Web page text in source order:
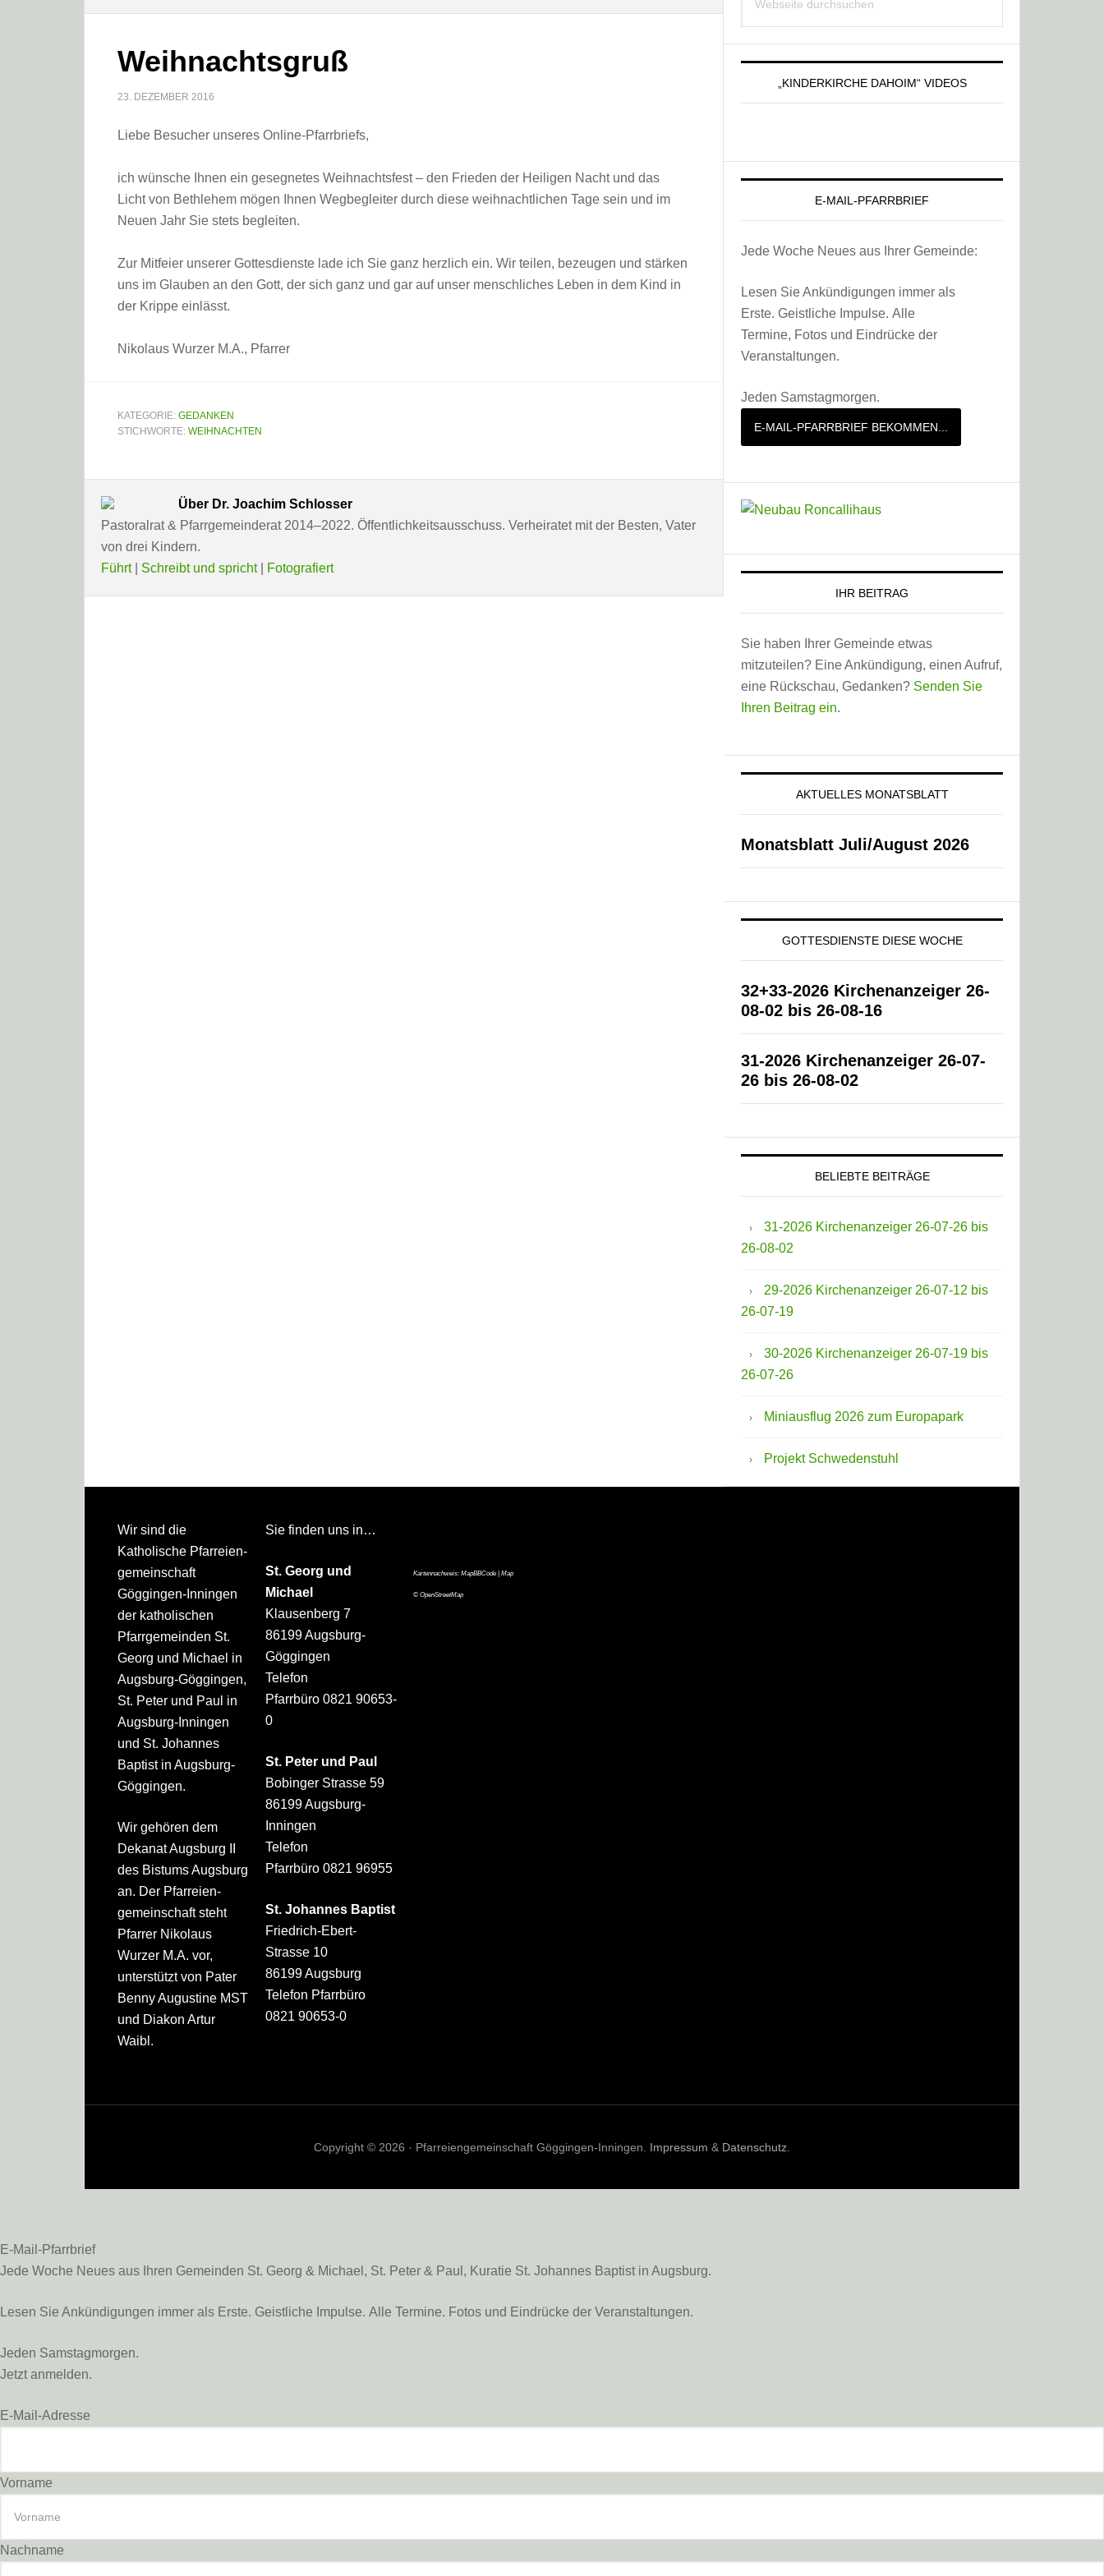
Weihnachtsgruß
23. DEZEMBER 2016
Liebe Besucher unseres Online-Pfarrbriefs,
ich wünsche Ihnen ein gesegnetes Weihnachtsfest – den Frieden der Heiligen Nacht und das
Licht von Bethlehem mögen Ihnen Wegbegleiter durch diese weihnachtlichen Tage sein und im
Neuen Jahr Sie stets begleiten.
Zur Mitfeier unserer Gottesdienste lade ich Sie ganz herzlich ein. Wir teilen, bezeugen und stärken
uns im Glauben an den Gott, der sich ganz und gar auf unser menschliches Leben in dem Kind in
der Krippe einlässt.
Nikolaus Wurzer M.A., Pfarrer
KATEGORIE: GEDANKEN
STICHWORTE: WEIHNACHTEN
Über Dr. Joachim Schlosser
Pastoralrat & Pfarrgemeinderat 2014–2022. Öffentlichkeitsausschuss. Verheiratet mit der Besten, Vater
von drei Kindern.
Führt| Schreibt und spricht| Fotografiert
Sidebar
durchsuchen
„KINDERKIRCHE DAHOIM“ VIDEOS
E-MAIL-PFARRBRIEF
Jede Woche Neues aus Ihrer Gemeinde:
Lesen Sie Ankündigungen immer als
Erste. Geistliche Impulse. Alle
Termine, Fotos und Eindrücke der
Veranstaltungen.
Jeden Samstagmorgen.
E-MAIL-PFARRBRIEF BEKOMMEN...
IHR BEITRAG
Sie haben Ihrer Gemeinde etwas
mitzuteilen? Eine Ankündigung, einen Aufruf,
eine Rückschau, Gedanken? Senden Sie
Ihren Beitrag ein.
AKTUELLES MONATSBLATT
Monatsblatt Juli/August 2026
GOTTESDIENSTE DIESE WOCHE
32+33-2026 Kirchenanzeiger 26-
08-02 bis 26-08-16
31-2026 Kirchenanzeiger 26-07-
26 bis 26-08-02
BELIEBTE BEITRÄGE
31-2026 Kirchenanzeiger 26-07-26 bis
26-08-02
29-2026 Kirchenanzeiger 26-07-12 bis
26-07-19
30-2026 Kirchenanzeiger 26-07-19 bis
26-07-26
Miniausflug 2026 zum Europapark
Projekt Schwedenstuhl
Footer
Wir sind die
Katholische Pfarreien­
gemeinschaft
Göggingen-Inningen
der katholischen
Pfarrgemeinden St.
Georg und Michael in
Augsburg-Göggingen,
St. Peter und Paul in
Augsburg-Inningen
und St. Johannes
Baptist in Augsburg-
Göggingen.
Wir gehören dem
Dekanat Augsburg II
des Bistums Augsburg
an. Der Pfarreien­
gemeinschaft steht
Pfarrer Nikolaus
Wurzer M.A. vor,
unterstützt von Pater
Benny Augustine MST
und Diakon Artur
Waibl.
Sie finden uns in…
St. Georg und
Michael
Klausenberg 7
86199 Augsburg-
Göggingen
Telefon
Pfarrbüro 0821 90653-
0
St. Peter und Paul
Bobinger Strasse 59
86199 Augsburg-
Inningen
Telefon
Pfarrbüro 0821 96955
St. Johannes Baptist
Friedrich-Ebert-
Strasse 10
86199 Augsburg
Telefon Pfarrbüro
0821 90653-0
Kartennachweis: MapBBCode| Map
© OpenStreetMap
Copyright © 2026 · Pfarreiengemeinschaft Göggingen-Inningen. Impressum & Datenschutz
E-Mail-Pfarrbrief
Jede Woche Neues aus Ihren Gemeinden St. Georg & Michael, St. Peter & Paul, Kuratie St. Johannes Baptist in Augsburg.
Lesen Sie Ankündigungen immer als Erste. Geistliche Impulse. Alle Termine. Fotos und Eindrücke der Veranstaltungen.
Jeden Samstagmorgen.
Jetzt anmelden.
E-Mail-Adresse
Vorname
Nachname